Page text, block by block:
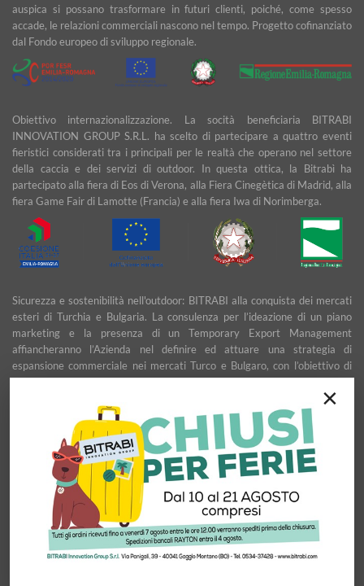
×
auspica si possano trasformare in futuri clienti, poiché, come spesso
accade, le relazioni commerciali nascono nel tempo. Progetto cofinanziato
dal Fondo europeo di sviluppo regionale.
Obiettivo internazionalizzazione. La socità beneficiaria BITRABI
INNOVATION GROUP S.R.L. ha scelto di partecipare a quattro eventi
fieristici considerati tra i principali per le realtà che operano nel settore
della caccia e dei servizi di outdoor. In questa ottica, la Bitrabì ha
partecipato alla fiera di Eos di Verona, alla Fiera Cinegètica di Madrid, alla
fiera Game Fair di Lamotte (Francia) e alla fiera Iwa di Norimberga.
Sicurezza e sostenibilità nell'outdoor: BITRABI alla conquista dei mercati
esteri di Turchia e Bulgaria. La consulenza per l’ideazione di un piano
marketing e la presenza di un Temporary Export Management
affiancheranno l’Azienda nel definire ed attuare una strategia di
espansione commerciale nei mercati Turco e Bulgaro, con l’obiettivo di
garantire uno sviluppo stabile e duraturo.